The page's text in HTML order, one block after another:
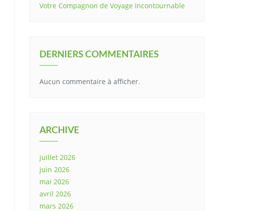
Votre Compagnon de Voyage Incontournable
DERNIERS COMMENTAIRES
Aucun commentaire à afficher.
ARCHIVE
juillet 2026
juin 2026
mai 2026
avril 2026
mars 2026